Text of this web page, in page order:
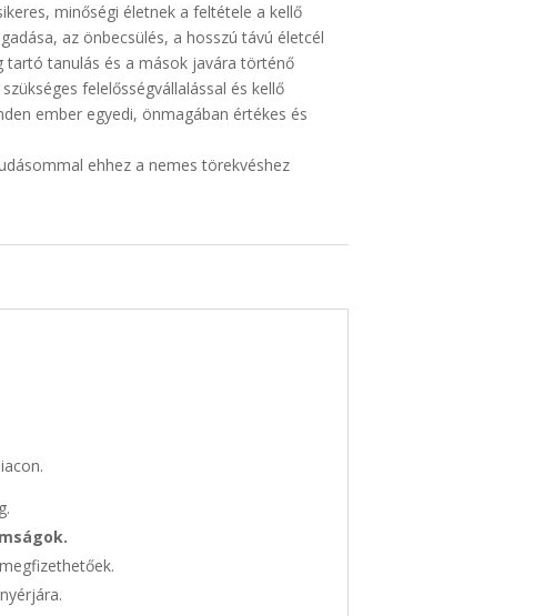
minőségi életnek a feltétele a kellő
az önbecsülés, a hosszú távú életcél
tartó tanulás és a mások javára történő
felelősségvállalással és kellő
ember egyedi, önmagában értékes és
ehhez a nemes törekvéshez